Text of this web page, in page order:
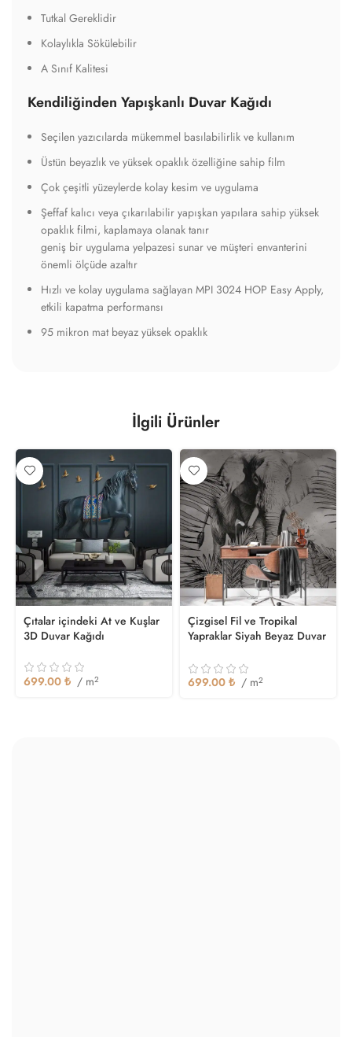
Tutkal Gereklidir
Kolaylıkla Sökülebilir
A Sınıf Kalitesi
Kendiliğinden Yapışkanlı Duvar Kağıdı
Seçilen yazıcılarda mükemmel basılabilirlik ve kullanım
Üstün beyazlık ve yüksek opaklık özelliğine sahip film
Çok çeşitli yüzeylerde kolay kesim ve uygulama
Şeffaf kalıcı veya çıkarılabilir yapışkan yapılara sahip yüksek
opaklık filmi, kaplamaya olanak tanır
geniş bir uygulama yelpazesi sunar ve müşteri envanterini
önemli ölçüde azaltır
Hızlı ve kolay uygulama sağlayan MPI 3024 HOP Easy Apply,
etkili kapatma performansı
95 mikron mat beyaz yüksek opaklık
İlgili Ürünler
Çıtalar içindeki At ve Kuşlar
3D Duvar Kağıdı
699.00 ₺ / m2
Çizgisel Fil ve Tropikal
Yapraklar Siyah Beyaz Duvar
699.00 ₺ / m2